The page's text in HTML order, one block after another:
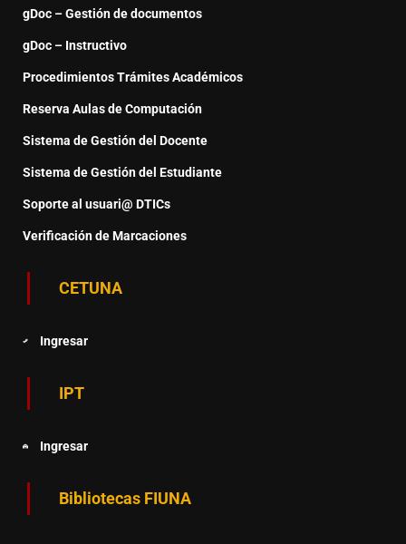
gDoc – Gestión de documentos
gDoc – Instructivo
Procedimientos Trámites Académicos
Reserva Aulas de Computación
Sistema de Gestión del Docente
Sistema de Gestión del Estudiante
Soporte al usuari@ DTICs
Verificación de Marcaciones
CETUNA
Ingresar
IPT
Ingresar
Bibliotecas FIUNA